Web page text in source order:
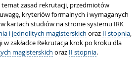
temat zasad rekrutacji, przedmiotów
kryteriów formalnych i wymaganych
kartach studiów na stronie systemu IRK
i jednolitych magisterskich oraz II stopnia,
zakładce Rekrutacja krok po kroku dla
magisterskich oraz II stopnia.